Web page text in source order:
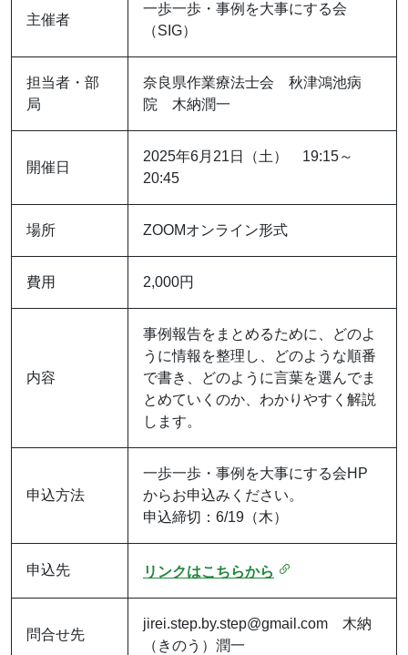
主催者
一歩一歩・事例を大事にする会
（SIG）
担当者・部
局
奈良県作業療法士会 秋津鴻池病
院 木納潤一
開催日
2025年6月21日（土） 19:15～
20:45
場所 ZOOMオンライン形式
費用 2,000円
内容
事例報告をまとめるために、どのよ
うに情報を整理し、
どのような順番
で書き、
どのように言葉を選んでま
とめていくのか、 わかりやすく解説
します。
申込方法
一歩一歩・事例を大事にする会HP
からお申込みください。
申込締切：6/19（木）
申込先 リンクはこちらから
問合せ先
jirei.step.by.step@gmail.com 木納
（きのう）潤一